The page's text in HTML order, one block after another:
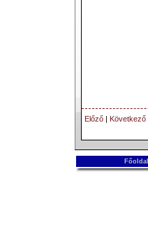
Előző | Következő
Főoldal